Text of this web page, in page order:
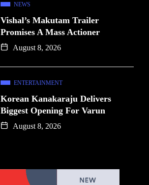
NEWS
Vishal’s Makutam Trailer
Promises A Mass Actioner
August 8, 2026
ENTERTAINMENT
Korean Kanakaraju Delivers
Biggest Opening For Varun
August 8, 2026